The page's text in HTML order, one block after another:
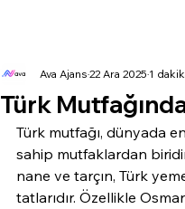
Türk
Ava Ajans 22 Ara 2025 1
Türk mutfağı, dünyada
sahip mutfaklardan
nane ve tarçın, Türk
tatlarıdır. Özellikle